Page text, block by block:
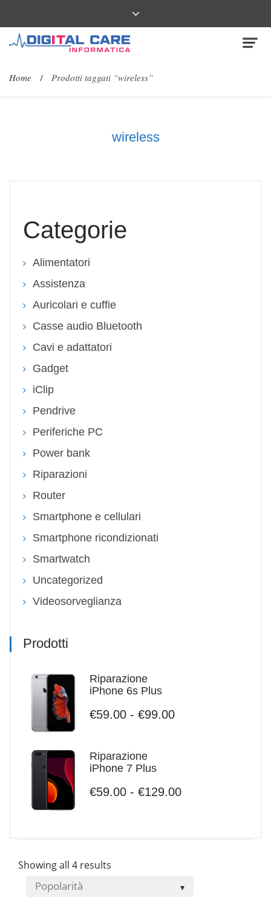
Home / Prodotti taggati “wireless”
wireless
Categorie
Alimentatori
Assistenza
Auricolari e cuffie
Casse audio Bluetooth
Cavi e adattatori
Gadget
iClip
Pendrive
Periferiche PC
Power bank
Riparazioni
Router
Smartphone e cellulari
Smartphone ricondizionati
Smartwatch
Uncategorized
Videosorveglianza
Prodotti
Riparazione
iPhone 6s Plus
€59.00 - €99.00Fascia
€99.00
Riparazione
iPhone 7 Plus
€59.00 - €129.00Fascia
Showing all 4 results